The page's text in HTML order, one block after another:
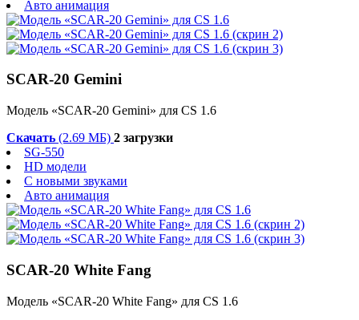
Авто анимация
SCAR-20 Gemini
Модель «SCAR-20 Gemini» для CS 1.6
Скачать (2.69 МБ) 2 загрузки
SG-550
HD модели
С новыми звуками
Авто анимация
SCAR-20 White Fang
Модель «SCAR-20 White Fang» для CS 1.6